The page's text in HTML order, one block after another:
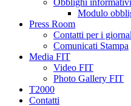
Obblighi
Modulo
Press Room
Contatti per i
Comunicati Stampa
Media FIT
Video FIT
Photo Gallery FIT
T2000
Contatti